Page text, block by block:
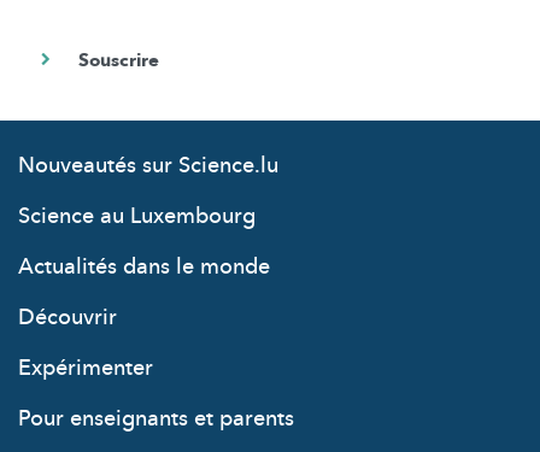
Nouveautés sur Science.lu
Science au Luxembourg
Actualités dans le monde
Découvrir
Expérimenter
Pour enseignants et parents